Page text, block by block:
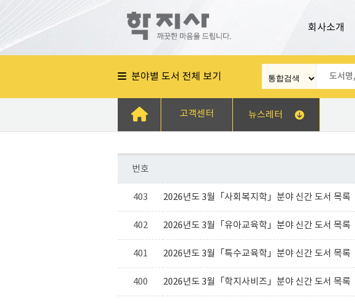
회사소개
분야별 도서 전체 보기
고객센터 뉴스레터
번호
403 2026년도 3월「사회복지학」분야 신간 도서 목록
402 2026년도 3월「유아교육학」분야 신간 도서 목록
401 2026년도 3월「특수교육학」분야 신간 도서 목록
400 2026년도 3월「학지사비즈」분야 신간 도서 목록